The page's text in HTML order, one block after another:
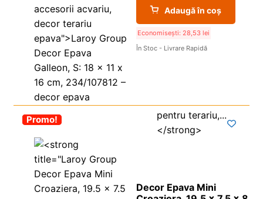
Adaugă în coș
Economisești: 28,53 lei
În Stoc - Livrare Rapidă
-30%
Promo!
Decor Epava Mini